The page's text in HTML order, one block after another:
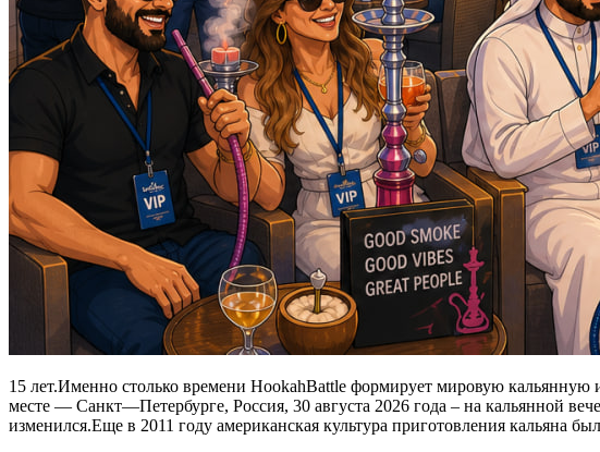
15 лет.Именно столько времени HookahBattle формирует мировую
месте — Санкт—Петербурге, Россия, 30 августа 2026 года – на кальянной
изменился.Еще в 2011 году американская культура приготовления кальяна